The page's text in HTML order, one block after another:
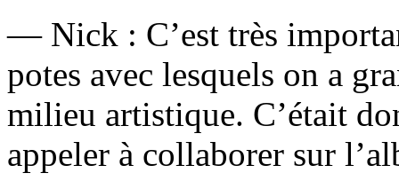
— Nick : C’est très
potes avec lesquels on a
milieu artistique. C’était
appeler à collaborer sur